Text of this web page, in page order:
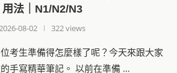
用法｜N1/N2/N3
08-02 322 views
考生準備得怎麼樣了呢？今天來跟大家
手寫精華筆記。 以前在準備 …